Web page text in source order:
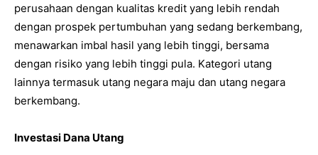
perusahaan dengan kualitas kredit yang lebih rendah
dengan prospek pertumbuhan yang sedang berkembang,
menawarkan imbal hasil yang lebih tinggi, bersama
dengan risiko yang lebih tinggi pula. Kategori utang
lainnya termasuk utang negara maju dan utang negara
berkembang.
Investasi Dana Utang